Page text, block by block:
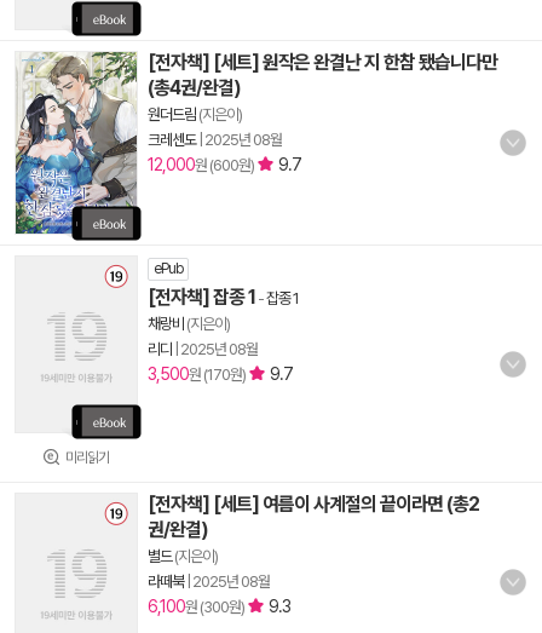
[전자책] [세트] 원작은 완결난 지 한참 됐습니다만
(총4권/완결)
원더드림 (지은이)
크레센도| 2025년 08월
12,000원 (600원) 9.7
미리읽기
ePub
[전자책] 잡종 1 -잡종 1
채랑비 (지은이)
리디
2025년 08월
3,500원 (170원) 9.7
[전자책] [세트] 여름이 사계절의 끝이라면 (총2
권/완결)
별드(지은이)
라떼북| 2025년 08월
6,100원 (300원) 9.3